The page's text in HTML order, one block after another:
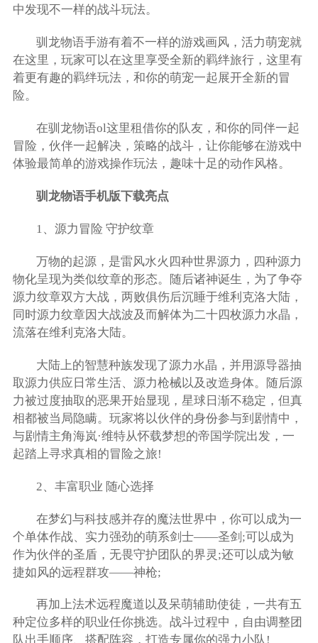
中发现不一样的战斗玩法。
驯龙物语手游有着不一样的游戏画风，活力萌宠就
在这里，玩家可以在这里享受全新的羁绊旅行，这里有
着更有趣的羁绊玩法，和你的萌宠一起展开全新的冒
险。
在驯龙物语ol这里租借你的队友，和你的同伴一起
冒险，伙伴一起解决，策略的战斗，让你能够在游戏中
体验最简单的游戏操作玩法，趣味十足的动作风格。
驯龙物语手机版下载亮点
1、源力冒险 守护纹章
万物的起源，是雷风水火四种世界源力，四种源力
物化呈现为类似纹章的形态。随后诸神诞生，为了争夺
源力纹章双方大战，两败俱伤后沉睡于维利克洛大陆，
同时源力纹章因大战波及而解体为二十四枚源力水晶，
流落在维利克洛大陆。
大陆上的智慧种族发现了源力水晶，并用源导器抽
取源力供应日常生活、源力枪械以及改造身体。随后源
力被过度抽取的恶果开始显现，星球日渐不稳定，但真
相都被当局隐瞒。玩家将以伙伴的身份参与到剧情中，
与剧情主角海岚·维特从怀载梦想的帝国学院出发，一
起踏上寻求真相的冒险之旅!
2、丰富职业 随心选择
在梦幻与科技感并存的魔法世界中，你可以成为一
个单体作战、实力强劲的萌系剑士——圣剑;可以成为
作为伙伴的圣盾，无畏守护团队的界灵;还可以成为敏
捷如风的远程群攻——神枪;
再加上法术远程魔道以及呆萌辅助使徒，一共有五
种定位多样的职业任你挑选。战斗过程中，自由调整团
队出手顺序、搭配阵容，打造专属你的强力小队!